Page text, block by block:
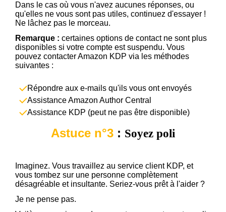
Dans le cas où vous n'avez aucunes réponses, ou
qu'elles ne vous sont pas utiles, continuez d'essayer !
Ne lâchez pas le morceau.
Remarque : certaines options de contact ne sont plus
disponibles si votre compte est suspendu. Vous
pouvez contacter Amazon KDP via les méthodes
suivantes :
Répondre aux e-mails qu'ils vous ont envoyés
Assistance Amazon Author Central
Assistance KDP (peut ne pas être disponible)
Astuce n°3 : Soyez poli
Imaginez. Vous travaillez au service client KDP, et
vous tombez sur une personne complètement
désagréable et insultante. Seriez-vous prêt à l'aider ?
Je ne pense pas.